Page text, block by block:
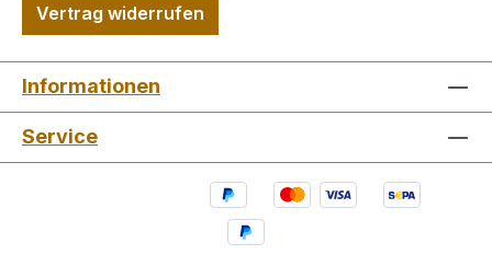
Vertrag widerrufen
Informationen
Service